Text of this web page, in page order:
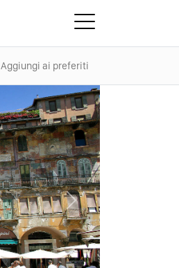
Aggiungi ai preferiti
Next